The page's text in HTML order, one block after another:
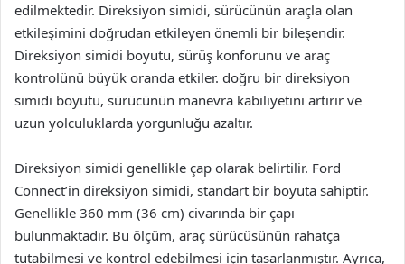
edilmektedir. Direksiyon simidi, sürücünün araçla olan
etkileşimini doğrudan etkileyen önemli bir bileşendir.
Direksiyon simidi boyutu, sürüş konforunu ve araç
kontrolünü büyük oranda etkiler. doğru bir direksiyon
simidi boyutu, sürücünün manevra kabiliyetini artırır ve
uzun yolculuklarda yorgunluğu azaltır.
Direksiyon simidi genellikle çap olarak belirtilir. Ford
Connect’in direksiyon simidi, standart bir boyuta sahiptir.
Genellikle 360 mm (36 cm) civarında bir çapı
bulunmaktadır. Bu ölçüm, araç sürücüsünün rahatça
tutabilmesi ve kontrol edebilmesi için tasarlanmıştır. Ayrıca,